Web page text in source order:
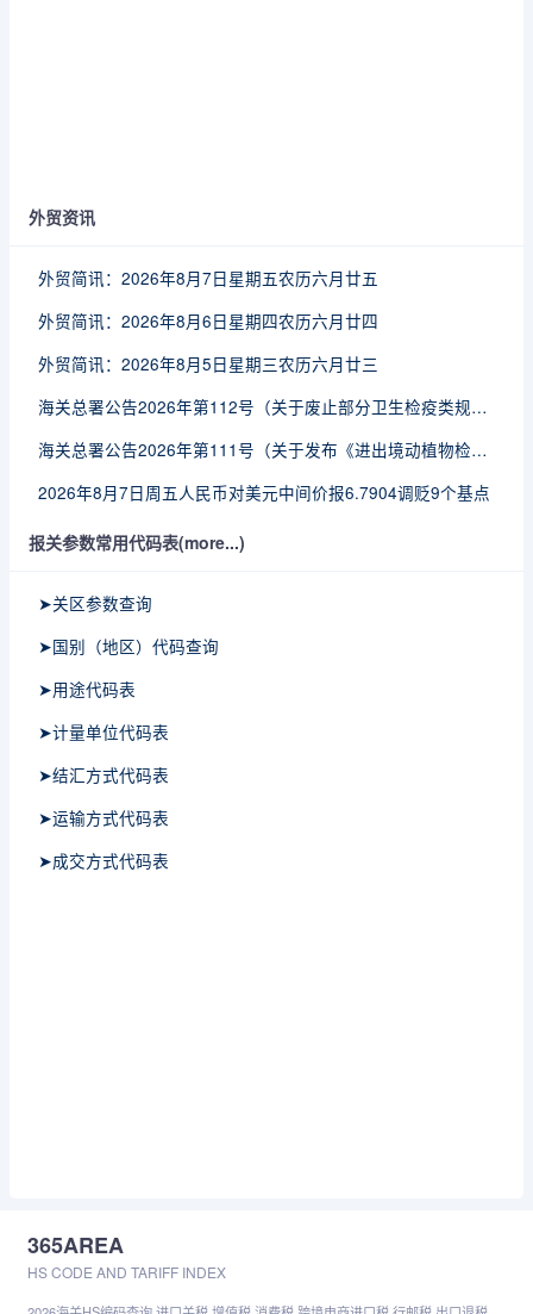
外贸资讯
外贸简讯：2026年8月7日星期五农历六月廿五
外贸简讯：2026年8月6日星期四农历六月廿四
外贸简讯：2026年8月5日星期三农历六月廿三
海关总署公告2026年第112号（关于废止部分卫生检疫类规范性文件的公告）
海关总署公告2026年第111号（关于发布《进出境动植物检疫处理监督管理工作规定》《进出境卫生处理监督管理工作规定》的公告）
2026年8月7日周五人民币对美元中间价报6.7904调贬9个基点
报关参数常用代码表(more...)
➤关区参数查询
➤国别（地区）代码查询
➤用途代码表
➤计量单位代码表
➤结汇方式代码表
➤运输方式代码表
➤成交方式代码表
365AREA
HS CODE AND TARIFF INDEX